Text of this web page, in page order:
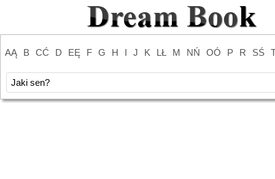
AĄ B CĆ D EĘ F G H I J K LŁ M NŃ OÓ P R SŚ